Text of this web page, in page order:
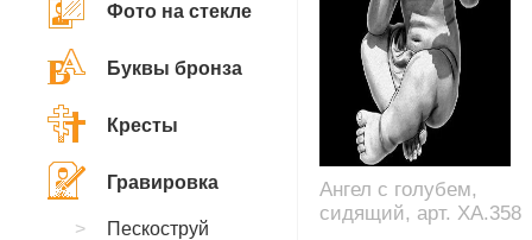
Ангел с голубем,
сидящий, арт. XA.358
Фото на стекле
Буквы бронза
Кресты
Гравировка
Пескоструй